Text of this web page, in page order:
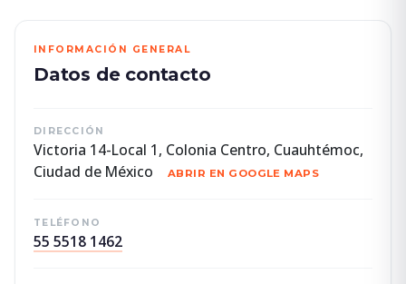
INFORMACIÓN GENERAL
Datos de contacto
DIRECCIÓN
Victoria 14-Local 1, Colonia Centro, Cuauhtémoc,
Ciudad de México
ABRIR EN GOOGLE MAPS
TELÉFONO
55 5518 1462